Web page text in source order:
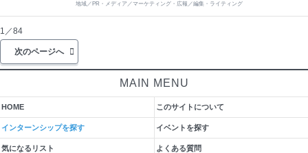
地域／PR・メディア／マーケティング・広報／編集・ライティング
1／84
次のページへ
MAIN MENU
HOME このサイトについて
インターンシップを探す イベントを探す
気になるリスト よくある質問